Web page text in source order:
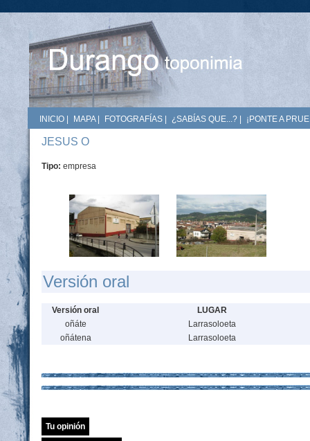
INICIO MAPA| FOTOGRAFÍAS ¿SABÍAS QUE...? ¡PONTE A
JESUS O
Tipo: empresa
Versión oral
Versión oral
LUGAR
oñáte
Larrasoloeta
oñátena
Larrasoloeta
Tu opinión